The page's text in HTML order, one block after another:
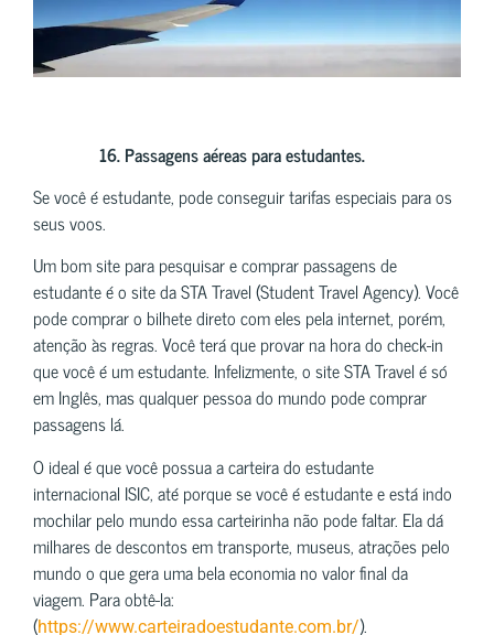
16.Passagens aéreas para estudantes.
Se você é estudante, pode conseguir tarifas especiais para os
seus voos.
Um bom site para pesquisar e comprar passagens de
estudante é o site da STA Travel (Student Travel Agency). Você
pode comprar o bilhete direto com eles pela internet, porém,
atenção às regras. Você terá que provar na hora do check-in
que você é um estudante. Infelizmente, o site STA Travel é só
em Inglês, mas qualquer pessoa do mundo pode comprar
passagens lá.
O ideal é que você possua a carteira do estudante
internacional ISIC, até porque se você é estudante e está indo
mochilar pelo mundo essa carteirinha não pode faltar. Ela dá
milhares de descontos em transporte, museus, atrações pelo
mundo o que gera uma bela economia no valor final da
viagem. Para obtê-la:
(https://www.carteiradoestudante.com.br/).